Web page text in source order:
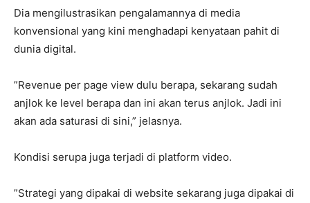
‎Dia mengilustrasikan pengalamannya di media
konvensional yang kini menghadapi kenyataan pahit di
dunia digital.
‎”Revenue per page view dulu berapa, sekarang sudah
anjlok ke level berapa dan ini akan terus anjlok. Jadi ini
akan ada saturasi di sini,” jelasnya.
‎Kondisi serupa juga terjadi di platform video.
‎”Strategi yang dipakai di website sekarang juga dipakai di